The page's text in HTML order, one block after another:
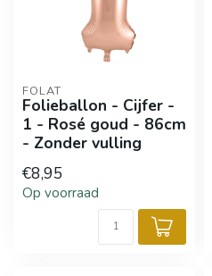
FOLAT
Folieballon - Cijfer -
1 - Rosé goud - 86cm
- Zonder vulling
€8,95
Op voorraad